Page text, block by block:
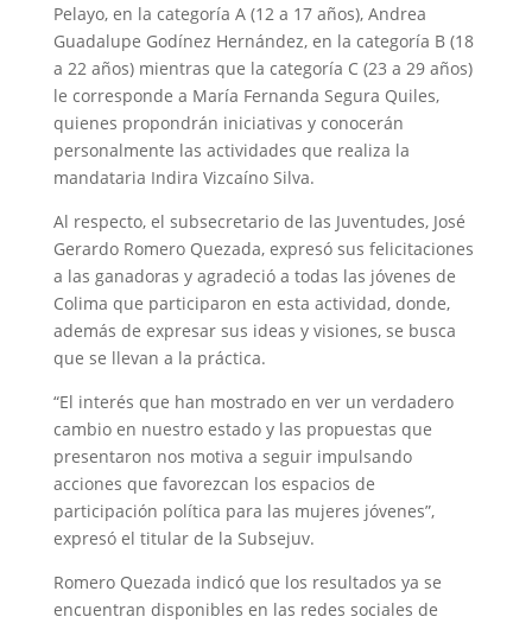
Pelayo, en la categoría A (12 a 17 años), Andrea
Guadalupe Godínez Hernández, en la categoría B (18
a 22 años) mientras que la categoría C (23 a 29 años)
le corresponde a María Fernanda Segura Quiles,
quienes propondrán iniciativas y conocerán
personalmente las actividades que realiza la
mandataria Indira Vizcaíno Silva.
Al respecto, el subsecretario de las Juventudes, José
Gerardo Romero Quezada, expresó sus felicitaciones
a las ganadoras y agradeció a todas las jóvenes de
Colima que participaron en esta actividad, donde,
además de expresar sus ideas y visiones, se busca
que se llevan a la práctica.
“El interés que han mostrado en ver un verdadero
cambio en nuestro estado y las propuestas que
presentaron nos motiva a seguir impulsando
acciones que favorezcan los espacios de
participación política para las mujeres jóvenes”,
expresó el titular de la Subsejuv.
Romero Quezada indicó que los resultados ya se
encuentran disponibles en las redes sociales de